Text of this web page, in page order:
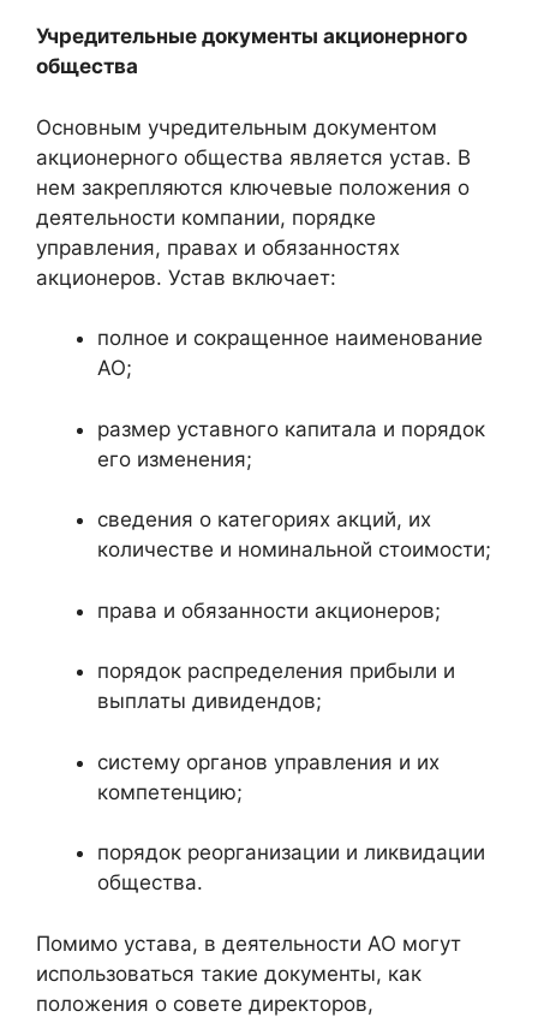
Учредительные документы акционерного
общества
Основным учредительным документом
акционерного общества является устав. В
нем закрепляются ключевые положения о
деятельности компании, порядке
управления, правах и обязанностях
акционеров. Устав включает:
полное и сокращенное наименование
АО;
размер уставного капитала и порядок
его изменения;
сведения о категориях акций, их
количестве и номинальной стоимости;
права и обязанности акционеров;
порядок распределения прибыли и
выплаты дивидендов;
систему органов управления и их
компетенцию;
порядок реорганизации и ликвидации
общества.
Помимо устава, в деятельности АО могут
использоваться такие документы, как
положения о совете директоров,